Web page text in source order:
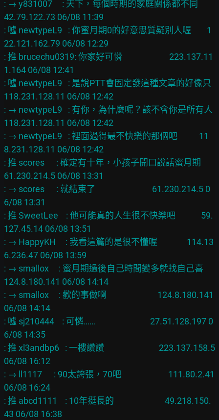
: → y831007     : 天下，每個時期的家庭關係都不同
42.79.122.73 06/08 11:39
: 噓 newtypeL9   : 你蜜月期0的好意思質疑別人喔        1
22.121.162.79 06/08 12:29
: 推 brucechu0319: 你家好可憐                        223.137.11
1.164 06/08 12:41
: 噓 newtypeL9   : 是說PTT會固定發這種文章的好像只
118.231.128.11 06/08 12:42
: → newtypeL9   : 有你，為什麼呢？該不會你是所有人
118.231.128.11 06/08 12:42
: → newtypeL9   : 裡面過得最不快樂的那個吧           11
8.231.128.11 06/08 12:42
: 推 scores      : 確定有十年，小孩子開口說話蜜月期
61.230.214.5 06/08 13:31
: → scores      : 就結束了                             61.230.214.5 0
6/08 13:31
: 推 SweetLee    : 他可能真的人生很不快樂吧             59.
127.45.14 06/08 13:51
: → HappyKH     : 我看這篇的是很不懂喔               114.13
6.236.47 06/08 13:59
: → smallox     : 蜜月期過後自己時間變多就找自己喜
124.8.180.141 06/08 14:14
: → smallox     : 歡的事做啊                          124.8.180.141
06/08 14:14
: 噓 sj210444    : 可憐……                            27.51.128.197 0
6/08 14:35
: 推 xl3andbp6   : 一樓讚讚                            223.137.158.5
06/08 16:12
: → ll1117      : 90太誇張，70吧                        111.80.2.41
06/08 16:24
: 推 abcd1111    : 10年挺長的                          49.218.150.
43 06/08 16:38